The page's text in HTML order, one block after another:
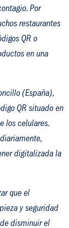
Por
restaurantes
QR o
en una
(España),
QR situado en
los celulares.
digitalizada la
que el
y seguridad
disminuir el